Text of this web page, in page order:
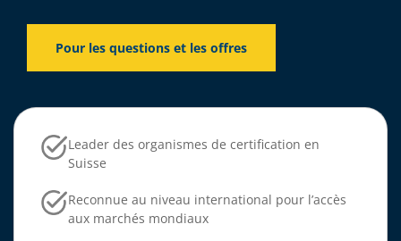
Pour les questions et les offres
Leader des organismes de certification en
Suisse
Reconnue au niveau international pour l’accès
aux marchés mondiaux